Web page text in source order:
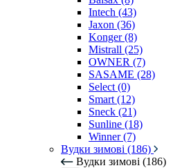
Intech (43)
Jaxon (36)
Konger (8)
Mistrall (25)
OWNER (7)
SASAME (28)
Select (0)
Smart (12)
Sneck (21)
Sunline (18)
Winner (7)
Вудки зимові (186)
Вудки зимові (186)